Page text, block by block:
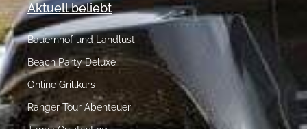
Aktuell beliebt
Bauernhof und Landlust
Beach Party Deluxe
Online Grillkurs
Ranger Tour Abenteuer